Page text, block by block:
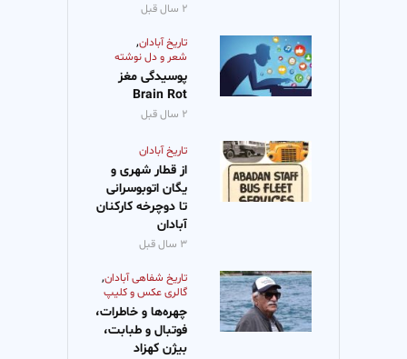
۲ سال قبل
تاریخ آبادان,
شعر و دل نوشته
پوسیدگی مغز
Brain Rot
۲ سال قبل
تاریخ آبادان
از قطار شهری و
یگان اتوبوسرانی
تا دوچرخه کارکنان
آبادان
۳ سال قبل
تاریخ شفاهی آبادان,
گالری عکس و کلیپ
چهره‌ها و خاطرات،
فوتبال و طبابت،
بیژن کهزاد